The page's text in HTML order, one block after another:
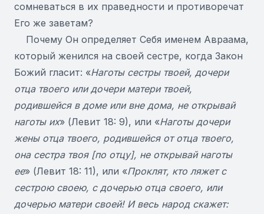
сомневаться в их праведности и противоречат
Его же заветам?
Почему Он определяет Себя именем Авраама,
который женился на своей сестре, когда Закон
Божий гласит: «Наготы сестры твоей, дочери
отца твоего или дочери матери твоей,
родившейся в доме или вне дома, не открывай
наготы их» (Левит 18: 9), или «Наготы дочери
жены отца твоего, родившейся от отца твоего,
она сестра твоя [по отцу], не открывай наготы
ее» (Левит 18: 11), или «Проклят, кто ляжет с
сестрою своею, с дочерью отца своего, или
дочерью матери своей! И весь народ скажет: